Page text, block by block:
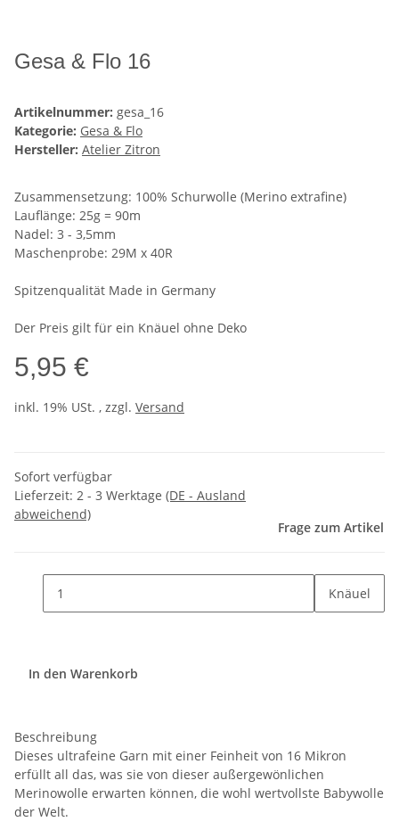
Gesa & Flo 16
Artikelnummer: gesa_16
Kategorie: Gesa & Flo
Hersteller: Atelier Zitron
Zusammensetzung: 100% Schurwolle (Merino extrafine)
Lauflänge: 25g = 90m
Nadel: 3 - 3,5mm
Maschenprobe: 29M x 40R
Spitzenqualität Made in Germany
Der Preis gilt für ein Knäuel ohne Deko
5,95 €
inkl. 19% USt. , zzgl. Versand
Sofort verfügbar
Lieferzeit: 2 - 3 Werktage (DE - Ausland
abweichend)
Frage zum Artikel
Knäuel
In den Warenkorb
Beschreibung
Dieses ultrafeine Garn mit einer Feinheit von 16 Mikron
erfüllt all das, was sie von dieser außergewönlichen
Merinowolle erwarten können, die wohl wertvollste Babywolle
der Welt.